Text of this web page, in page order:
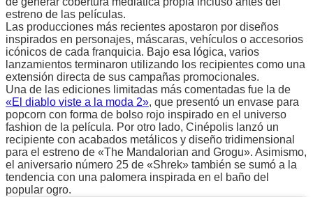
estreno de las películas.
Las producciones más recientes apostaron por diseños
inspirados en personajes, máscaras, vehículos o accesorios
icónicos de cada franquicia. Bajo esa lógica, varios
lanzamientos terminaron utilizando los recipientes como una
extensión directa de sus campañas promocionales.
Una de las ediciones limitadas más comentadas fue la de
«El diablo viste a la moda 2», que presentó un envase para
popcorn con forma de bolso rojo inspirado en el universo
fashion de la película. Por otro lado, Cinépolis lanzó un
recipiente con acabados metálicos y diseño tridimensional
para el estreno de «The Mandalorian and Grogu». Asimismo,
el aniversario número 25 de «Shrek» también se sumó a la
tendencia con una palomera inspirada en el baño del
popular ogro.